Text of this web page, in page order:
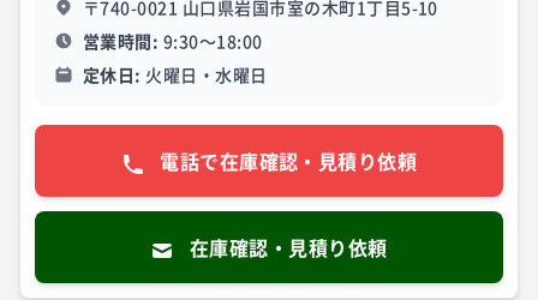
〒740-0021 山口県岩国市室の木町1丁目5-10
営業時間: 9:30～18:00
定休日: 火曜日・水曜日
電話で在庫確認・見積り依頼
在庫確認・見積り依頼